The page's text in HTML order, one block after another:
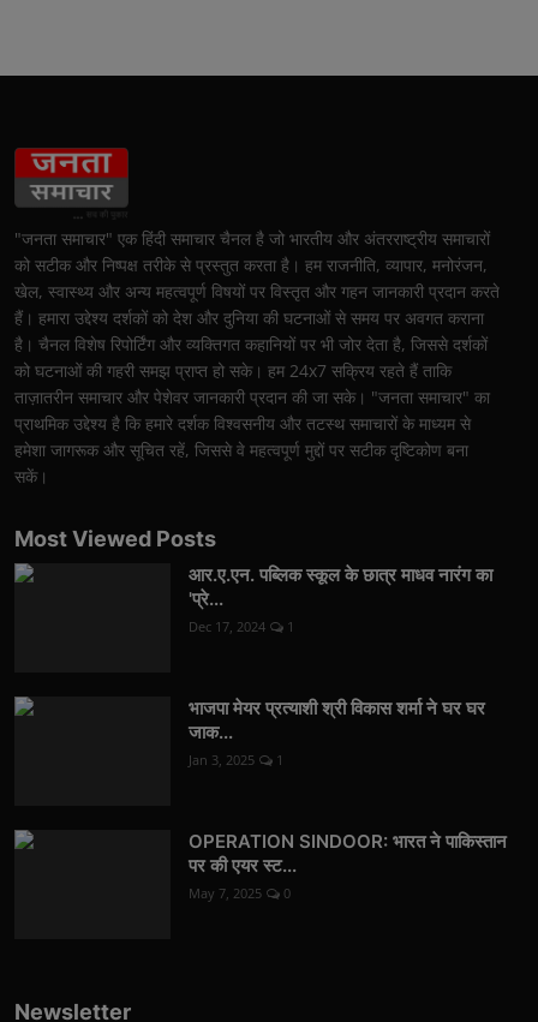
"जनता समाचार" एक हिंदी समाचार चैनल है जो भारतीय और अंतरराष्ट्रीय समाचारों
को सटीक और निष्पक्ष तरीके से प्रस्तुत करता है। हम राजनीति, व्यापार, मनोरंजन,
खेल, स्वास्थ्य और अन्य महत्वपूर्ण विषयों पर विस्तृत और गहन जानकारी प्रदान करते
हैं। हमारा उद्देश्य दर्शकों को देश और दुनिया की घटनाओं से समय पर अवगत कराना
है। चैनल विशेष रिपोर्टिंग और व्यक्तिगत कहानियों पर भी जोर देता है, जिससे दर्शकों
को घटनाओं की गहरी समझ प्राप्त हो सके। हम 24x7 सक्रिय रहते हैं ताकि
ताज़ातरीन समाचार और पेशेवर जानकारी प्रदान की जा सके। "जनता समाचार" का
प्राथमिक उद्देश्य है कि हमारे दर्शक विश्वसनीय और तटस्थ समाचारों के माध्यम से
हमेशा जागरूक और सूचित रहें, जिससे वे महत्वपूर्ण मुद्दों पर सटीक दृष्टिकोण बना
सकें।
Most Viewed Posts
आर.ए.एन. पब्लिक स्कूल के छात्र माधव नारंग का
'प्रे...
Dec 17, 2024 1
भाजपा मेयर प्रत्याशी श्री विकास शर्मा ने घर घर
जाक...
Jan 3, 2025 1
OPERATION SINDOOR: भारत ने पाकिस्तान
पर की एयर स्ट...
May 7, 2025 0
Newsletter